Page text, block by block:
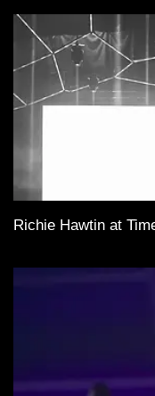
Richie Hawtin at